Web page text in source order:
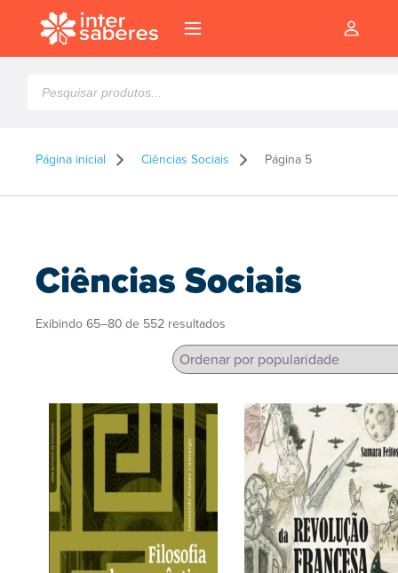
produtos
Página inicial Ciências Sociais Página 5
Ciências Sociais
Exibindo 65–80 de 552 resultados
popularidade